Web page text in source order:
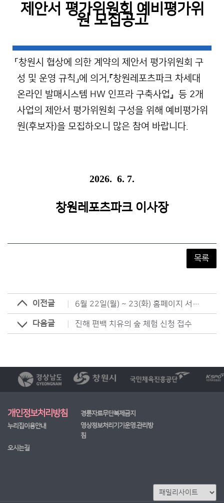
제안서 평가위원회 예비평가위
원 모집공고
「창원시 협상에 의한 계약의 제안서 평가위원회 구
성 및 운영 규칙」에 의거,『창원레포츠파크 차세대
온라인 발매시스템 HW 인프라 구축사업』 등 2개
사업의 제안서 평가위원회 구성을 위해 예비평가위
원(후보자)을 모집하오니 많은 참여 바랍니다.
2026. 6. 7.
창원레포츠파크 이사장
목록
이전글 6월 22일(월) ~ 23(화) 홈페이지 서비스 일시 중단 안내
다음글 진해 편백 치유의 숲 체험 신청 접수
개인정보처리방침
경륜자료무단복제금지
누리집이용안내
영상정보처리기기운영.관리방
침
오시는길